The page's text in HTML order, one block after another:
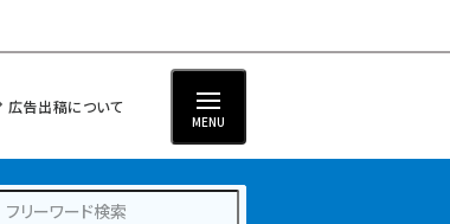
広告出稿について
MENU